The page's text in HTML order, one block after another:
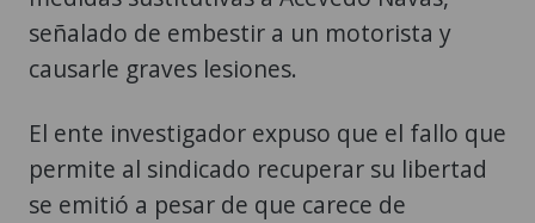
señalado de embestir a un motorista y
causarle graves lesiones.
El ente investigador expuso que el fallo que
permite al sindicado recuperar su libertad
se emitió a pesar de que carece de